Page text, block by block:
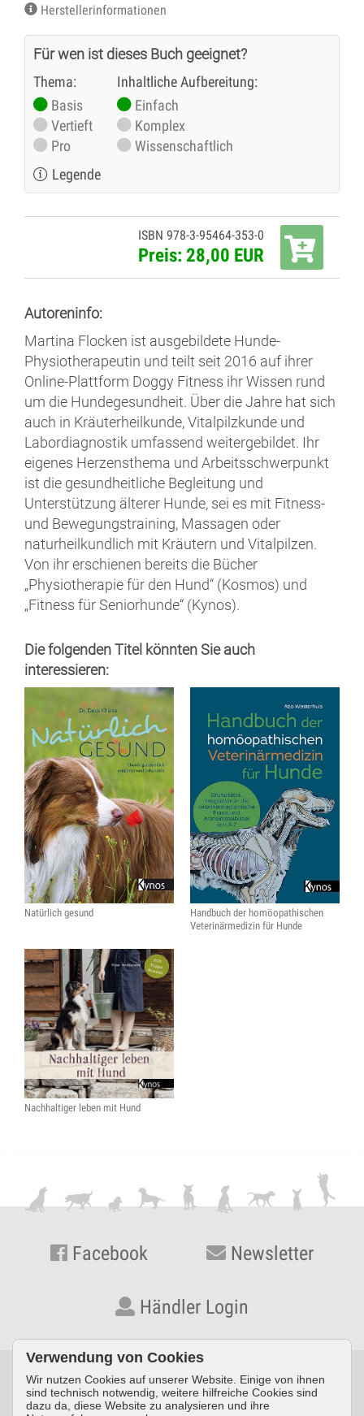
Herstellerinformationen
Für wen ist dieses Buch geeignet?
Thema:
Basis
Vertieft
Pro
Inhaltliche Aufbereitung:
Einfach
Komplex
Wissenschaftlich
Legende
ISBN 978-3-95464-353-0
Preis: 28,00 EUR
Autoreninfo:
Martina Flocken ist ausgebildete Hunde-
Physiotherapeutin und teilt seit 2016 auf ihrer
Online-Plattform Doggy Fitness ihr Wissen rund
um die Hundegesundheit. Über die Jahre hat sich
auch in Kräuterheilkunde, Vitalpilzkunde und
Labordiagnostik umfassend weitergebildet. Ihr
eigenes Herzensthema und Arbeitsschwerpunkt
ist die gesundheitliche Begleitung und
Unterstützung älterer Hunde, sei es mit Fitness-
und Bewegungstraining, Massagen oder
naturheilkundlich mit Kräutern und Vitalpilzen.
Von ihr erschienen bereits die Bücher
„Physiotherapie für den Hund“ (Kosmos) und
„Fitness für Seniorhunde“ (Kynos).
Die folgenden Titel könnten Sie auch
interessieren:
Natürlich gesund
Handbuch der homöopathischen
Veterinärmedizin für Hunde
Nachhaltiger leben mit Hund
Facebook Newsletter
Händler Login
© KYNOS VERLAG Dr. Dieter Fleig GmbH · Konrad-Zuse-Straße
Verwendung von Cookies
Wir nutzen Cookies auf unserer Website. Einige von ihnen
sind technisch notwendig, weitere hilfreiche Cookies sind
dazu da, diese Website zu analysieren und ihre